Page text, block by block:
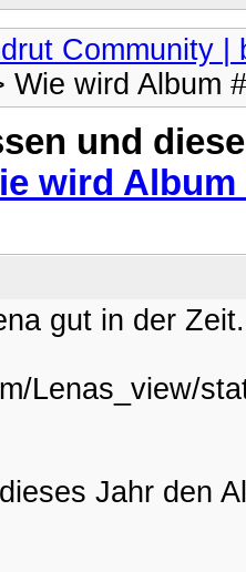
Community |
wird Album
und
wird Album
gut in der
Lenas_view/
Jahr den